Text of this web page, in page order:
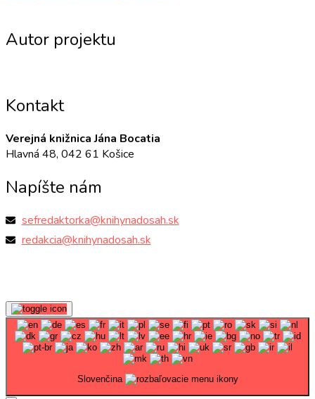
Autor projektu
Kontakt
Verejná knižnica Jána Bocatia
Hlavná 48, 042 61 Košice
Napíšte nám
sefredaktorka@knihynadosah.sk
redakcia@knihynadosah.sk
Slovenčina